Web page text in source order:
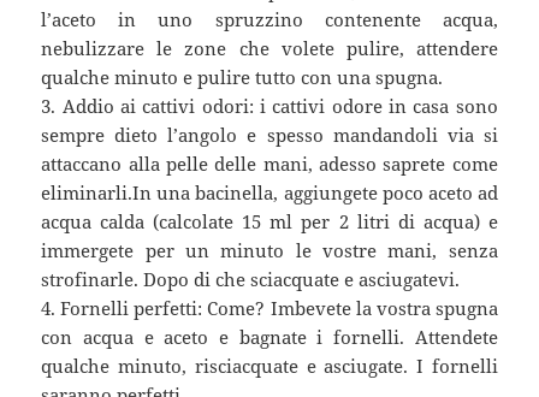
l’aceto in uno spruzzino contenente acqua,
nebulizzare le zone che volete pulire, attendere
qualche minuto e pulire tutto con una spugna.
3. Addio ai cattivi odori: i cattivi odore in casa sono
sempre dieto l’angolo e spesso mandandoli via si
attaccano alla pelle delle mani, adesso saprete come
eliminarli.In una bacinella, aggiungete poco aceto ad
acqua calda (calcolate 15 ml per 2 litri di acqua) e
immergete per un minuto le vostre mani, senza
strofinarle. Dopo di che sciacquate e asciugatevi.
4. Fornelli perfetti: Come? Imbevete la vostra spugna
con acqua e aceto e bagnate i fornelli. Attendete
qualche minuto, risciacquate e asciugate. I fornelli